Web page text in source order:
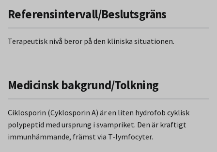
Referensintervall/Beslutsgräns
Terapeutisk nivå beror på den kliniska situationen.
Medicinsk bakgrund/Tolkning
Ciklosporin (Cyklosporin A) är en liten hydrofob cyklisk
polypeptid med ursprung i svampriket. Den är kraftigt
immunhämmande, främst via T-lymfocyter.